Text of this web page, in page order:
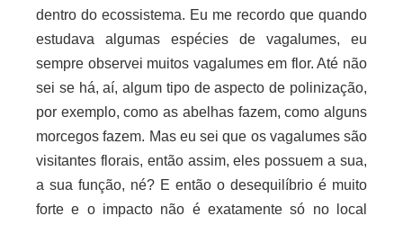
dentro do ecossistema. Eu me recordo que quando
estudava algumas espécies de vagalumes, eu
sempre observei muitos vagalumes em flor. Até não
sei se há, aí, algum tipo de aspecto de polinização,
por exemplo, como as abelhas fazem, como alguns
morcegos fazem. Mas eu sei que os vagalumes são
visitantes florais, então assim, eles possuem a sua,
a sua função, né? E então o desequilíbrio é muito
forte e o impacto não é exatamente só no local